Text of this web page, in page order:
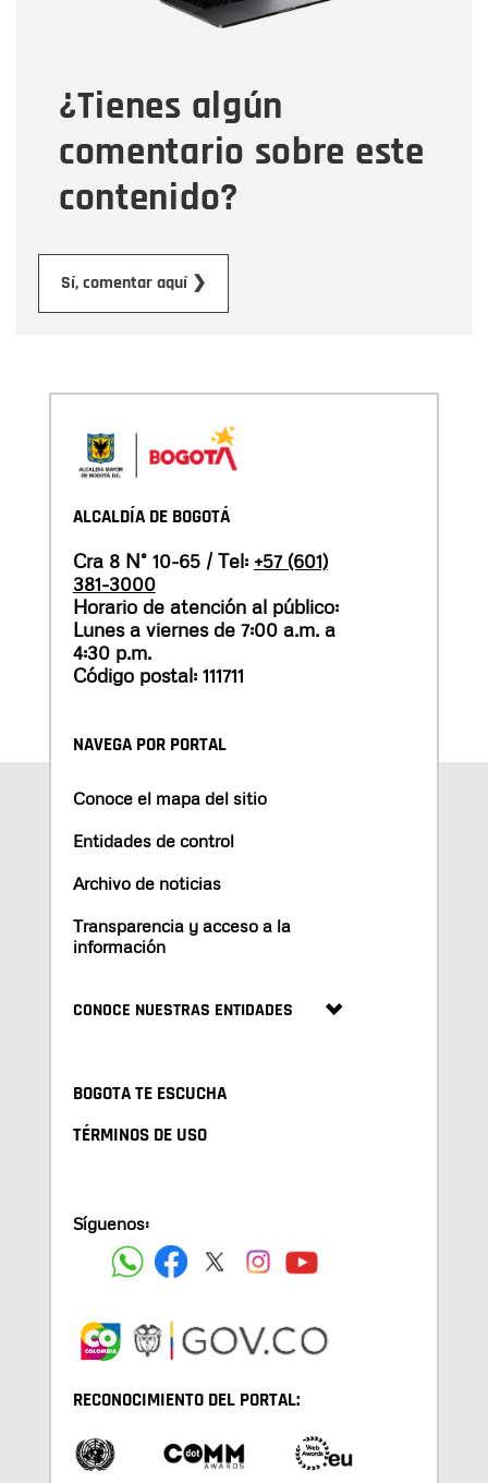
¿Tienes algún
comentario sobre este
contenido?
Sí, comentar aquí ❯
Tipo de comentario
Mensaje
ALCALDÍA DE BOGOTÁ
Cra 8 N° 10-65 / Tel: +57 (601)
381-3000
Horario de atención al público:
Lunes a viernes de 7:00 a.m. a
4:30 p.m.
Código postal: 111711
NAVEGA POR PORTAL
Conoce el mapa del sitio
Entidades de control
Archivo de noticias
Transparencia y acceso a la
información
CONOCE NUESTRAS ENTIDADES
BOGOTA TE ESCUCHA
TÉRMINOS DE USO
Síguenos:
RECONOCIMIENTO DEL PORTAL: